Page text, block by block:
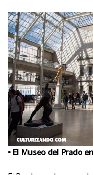
• El Museo del Prado